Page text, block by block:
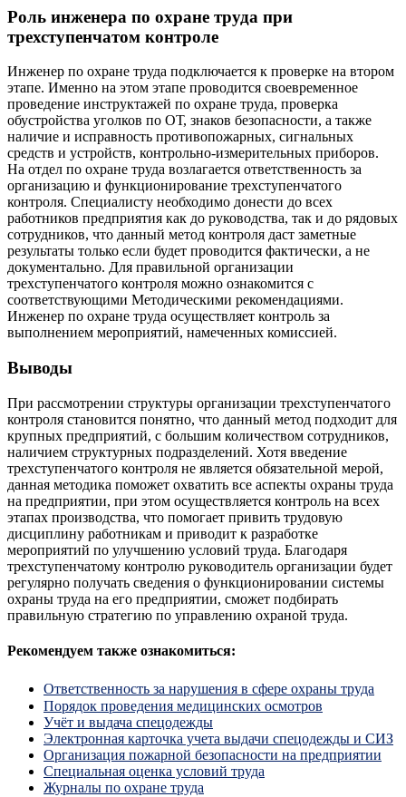
Роль инженера по охране труда при
трехступенчатом контроле
Инженер по охране труда подключается к проверке на втором
этапе. Именно на этом этапе проводится своевременное
проведение инструктажей по охране труда, проверка
обустройства уголков по ОТ, знаков безопасности, а также
наличие и исправность противопожарных, сигнальных
средств и устройств, контрольно-измерительных приборов.
На отдел по охране труда возлагается ответственность за
организацию и функционирование трехступенчатого
контроля. Специалисту необходимо донести до всех
работников предприятия как до руководства, так и до рядовых
сотрудников, что данный метод контроля даст заметные
результаты только если будет проводится фактически, а не
документально. Для правильной организации
трехступенчатого контроля можно ознакомится с
соответствующими Методическими рекомендациями.
Инженер по охране труда осуществляет контроль за
выполнением мероприятий, намеченных комиссией.
Выводы
При рассмотрении структуры организации трехступенчатого
контроля становится понятно, что данный метод подходит для
крупных предприятий, с большим количеством сотрудников,
наличием структурных подразделений. Хотя введение
трехступенчатого контроля не является обязательной мерой,
данная методика поможет охватить все аспекты охраны труда
на предприятии, при этом осуществляется контроль на всех
этапах производства, что помогает привить трудовую
дисциплину работникам и приводит к разработке
мероприятий по улучшению условий труда. Благодаря
трехступенчатому контролю руководитель организации будет
регулярно получать сведения о функционировании системы
охраны труда на его предприятии, сможет подбирать
правильную стратегию по управлению охраной труда.
Рекомендуем также ознакомиться:
Ответственность за нарушения в сфере охраны труда
Порядок проведения медицинских осмотров
Учёт и выдача спецодежды
Электронная карточка учета выдачи спецодежды и СИЗ
Организация пожарной безопасности на предприятии
Специальная оценка условий труда
Журналы по охране труда